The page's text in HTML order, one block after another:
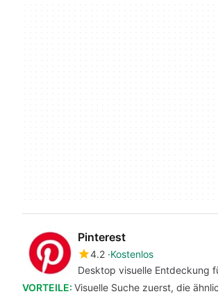
Pinterest
4.2 Kostenlos
Desktop visuelle Entdeckung
VORTEILE: Visuelle Suche zuerst, die